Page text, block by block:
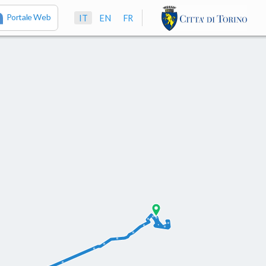
Portale Web IT EN FR